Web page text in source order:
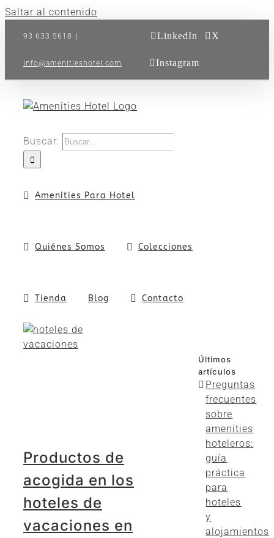
Saltar al contenido
93 633 5618
info@amenitieshotel.com
LinkedIn X
Instagram
Buscar:
Amenities Para Hotel
Quiénes Somos Colecciones
Tienda Blog Contacto
Productos de
acogida en los
hoteles de
vacaciones en
Últimos
artículos
Preguntas
frecuentes
sobre
amenities
hoteleros:
guía
práctica
para
hoteles
y
alojamientos